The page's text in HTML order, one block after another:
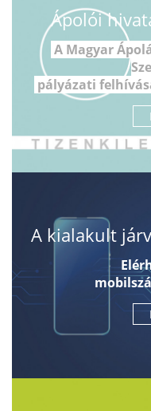
Ápolói
A Magyar
pályázati
A kialakult